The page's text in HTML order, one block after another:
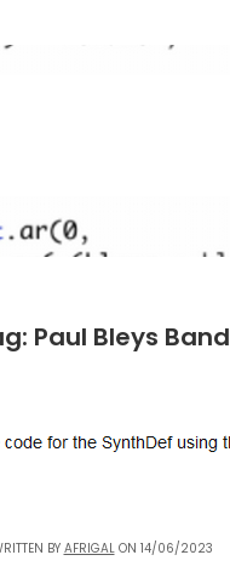
Paul Bleys Band
BYAFRIGALON 14/06/2023